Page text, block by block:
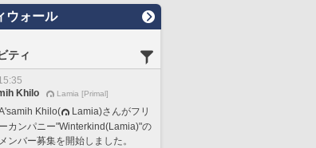
ウォール
ティ
Khilo
Lamia [Primal]
Khilo(
Lamia)さんがフリ
ーカンパニー"Winterkind(Lamia)"の
メンバー募集を開始しました。